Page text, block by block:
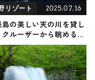
リゾート 2025.07.16
島の美しい天の川を貸し
ルーザーから眺める、
島ホテル by 星野リゾー
「ティンガーラディナー
ーズ」